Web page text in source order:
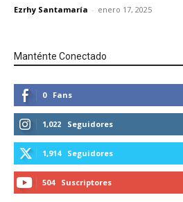
Ezrhy Santamaría - enero 17, 2025
Manténte Conectado
0 Fans
1,022 Seguidores
1,914 Seguidores
504 Suscriptores